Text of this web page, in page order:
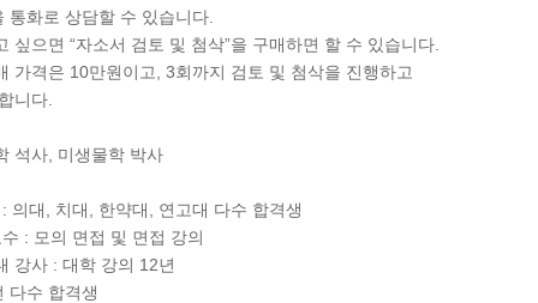
화로 상담할 수 있습니다.
싶으면 “자소서 검토 및 첨삭”을 구매하면 할 수 있습니다.
가격은 10만원이고, 3회까지 검토 및 첨삭을 진행하고
니다.
석사, 미생물학 박사
의대, 치대, 한약대, 연고대 다수 합격생
: 모의 면접 및 면접 강의
강사 : 대학 강의 12년
다수 합격생